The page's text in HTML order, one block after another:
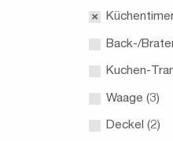
Back-/
Kuchen-
Waage (3)
Deckel (2)